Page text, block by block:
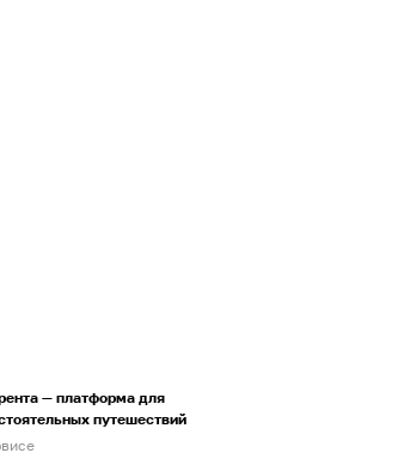
— платформа для
путешествий